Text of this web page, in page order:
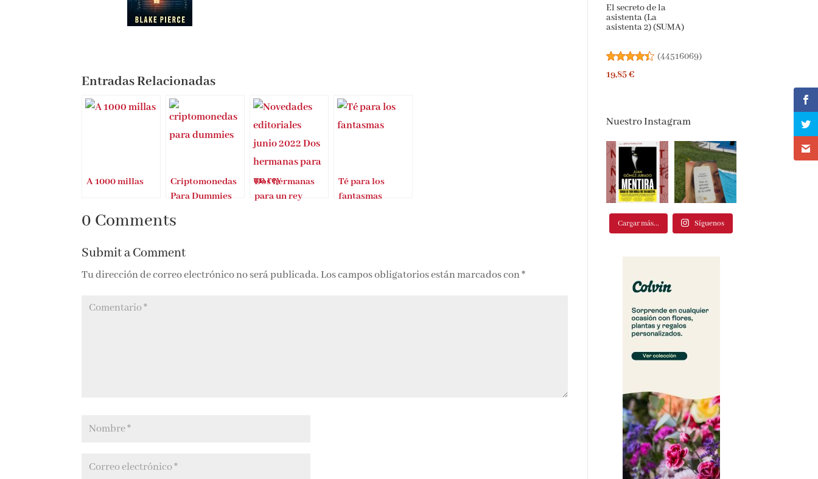
Entradas Relacionadas
A 1000 millas
Criptomonedas
Para Dummies
todos
Dos hermanas
para un rey
Té para los
fantasmas
0 Comments
Submit a Comment
Tu dirección de correo electrónico no será publicada.Los campos obligatorios están marcados con*
El secreto de la
asistenta (La
asistenta 2) (SUMA)
( 44516069)
19,85 €
Nuestro Instagram
Cargar más... Síguenos